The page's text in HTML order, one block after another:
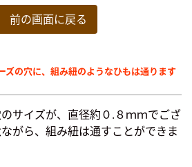
の画面に戻る
ズの穴に、組み紐のようなひもは通ります
サイズが、直径約０.８ｍｍでござ
がら、組み紐は通すことができま